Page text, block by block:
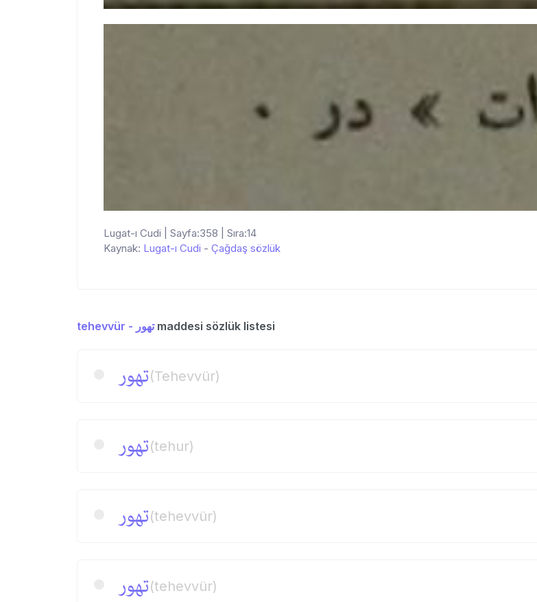
Lugat-ı Cudi | Sayfa:358 | Sıra:14
Kaynak: Lugat-ı Cudi - Çağdaş sözlük
tehevvür - تهورmaddesi sözlük listesi
تهور(Tehevvür)
تهور(tehur)
تهور(tehevvür)
تهور(tehevvür)